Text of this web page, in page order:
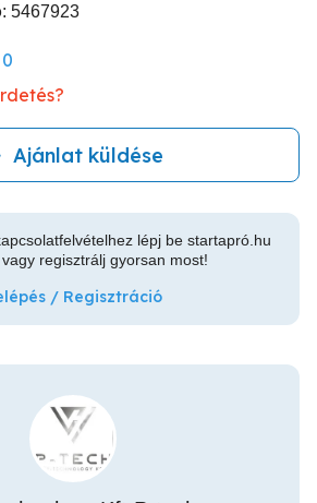
: 5467923
0
Ajánlat küldése
lépj be startapró.hu
regisztrálj gyorsan most!
/ Regisztráció